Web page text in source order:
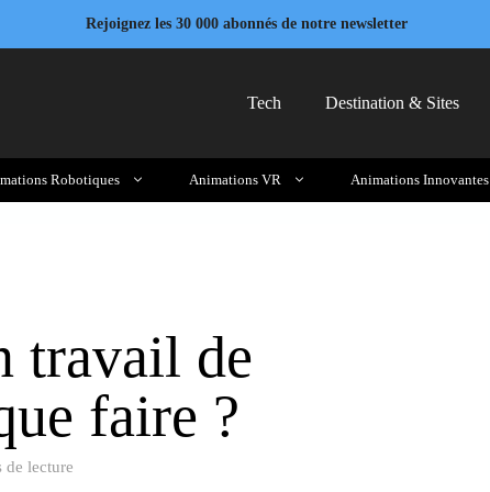
Rejoignez les 30 000 abonnés de notre newsletter
Tech Destination & Sites
Robotiques Animations VR Animations Innovantes
travail de
faire ?
de lecture